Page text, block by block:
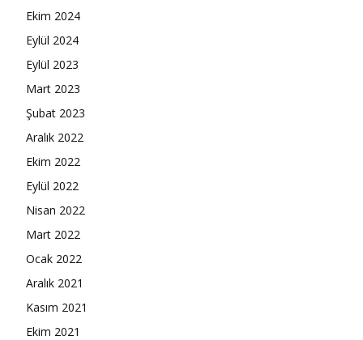
Ekim 2024
Eylül 2024
Eylül 2023
Mart 2023
Şubat 2023
Aralık 2022
Ekim 2022
Eylül 2022
Nisan 2022
Mart 2022
Ocak 2022
Aralık 2021
Kasım 2021
Ekim 2021